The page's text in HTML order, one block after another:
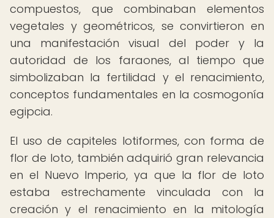
compuestos, que combinaban elementos
vegetales y geométricos, se convirtieron en
una manifestación visual del poder y la
autoridad de los faraones, al tiempo que
simbolizaban la fertilidad y el renacimiento,
conceptos fundamentales en la cosmogonía
egipcia.
El uso de capiteles lotiformes, con forma de
flor de loto, también adquirió gran relevancia
en el Nuevo Imperio, ya que la flor de loto
estaba estrechamente vinculada con la
creación y el renacimiento en la mitología